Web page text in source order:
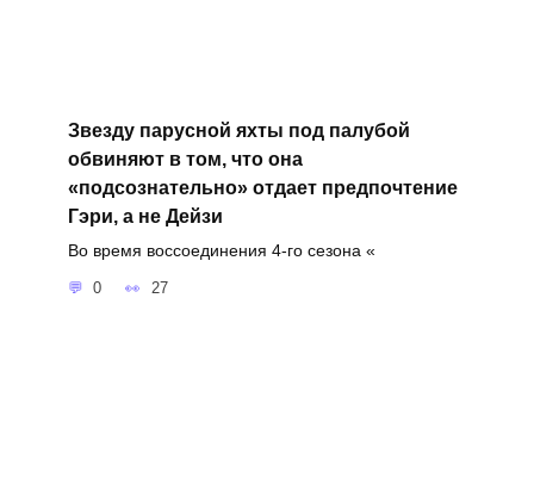
Звезду парусной яхты под палубой
обвиняют в том, что она
«подсознательно» отдает предпочтение
Гэри, а не Дейзи
Во время воссоединения 4-го сезона «
0 27